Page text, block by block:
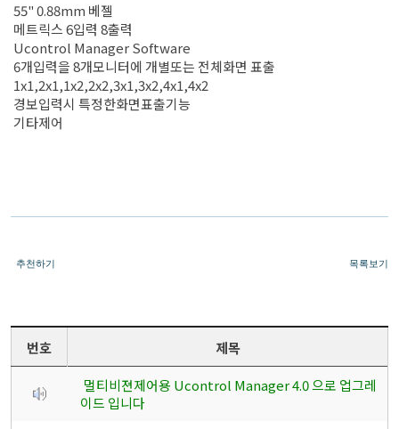
55" 0.88mm 베젤
메트릭스 6입력 8출력
Ucontrol Manager Software
6개입력을 8개모니터에 개별또는 전체화면 표출
1x1,2x1,1x2,2x2,3x1,3x2,4x1,4x2
경보입력시 특정한화면표출기능
기타제어
추천하기 목록보기
번호
제목
멀티비젼제어용 Ucontrol Manager 4.0 으로 업그레
이드 입니다